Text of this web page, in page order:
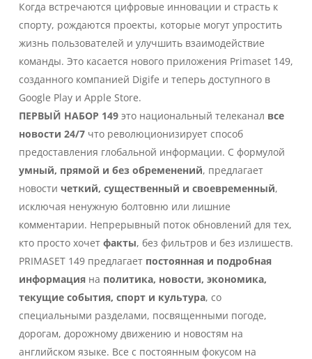
Когда встречаются цифровые инновации и страсть к
спорту, рождаются проекты, которые могут упростить
жизнь пользователей и улучшить взаимодействие
команды. Это касается нового приложения Primaset 149,
созданного компанией Digife и теперь доступного в
Google Play и Apple Store.
ПЕРВЫЙ НАБОР 149это национальный телеканал все
новости 24/7что революционизирует способ
предоставления глобальной информации. С формулой
умный, прямой и без обременений, предлагает
новости четкий, существенный и своевременный,
исключая ненужную болтовню или лишние
комментарии. Непрерывный поток обновлений для тех,
кто просто хочет факты, без фильтров и без излишеств.
PRIMASET 149 предлагает постоянная и подробная
информацияна политика, новости, экономика,
текущие события, спорт и культура, со
специальными разделами, посвященными погоде,
дорогам, дорожному движению и новостям на
английском языке. Все с постоянным фокусом на